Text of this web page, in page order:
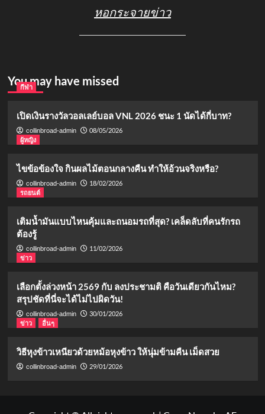
หอกระจายข่าว
You may have missed
กีฬา
เปิดเงินรางวัลวอลเลย์บอล VNL 2026 ชนะ 1 นัดได้กี่บาท?
collinbroad-admin
08/05/2026
ผู้หญิง
ไขข้อข้องใจ กินผลไม้ตอนกลางคืน ทำให้อ้วนจริงหรือ?
collinbroad-admin
18/02/2026
รถยนต์
เติมน้ำมันแบบไหนคุ้มและถนอมรถที่สุด? เคล็ดลับที่คนรักรถ
ต้องรู้
collinbroad-admin
11/02/2026
ข่าว
เลือกตั้งล่วงหน้า 2569 กับ ลงประชามติ คือวันเดียวกันไหม?
สรุปชัดที่นี่จะได้ไม่ไปผิดวัน!
collinbroad-admin
30/01/2026
ข่าว
อื่นๆ
วิธีหุงข้าวเหนียวด้วยหม้อหุงข้าว ให้นุ่มข้ามคืน เม็ดสวย
collinbroad-admin 29/01/2026